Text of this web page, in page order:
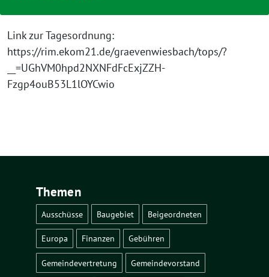
Link zur Tagesordnung:
https://rim.ekom21.de/graevenwiesbach/tops/?
__=UGhVM0hpd2NXNFdFcExjZZH-
Fzgp4ouB53L1lOYCwio
Themen
Ausschüsse Baugebiet Beigeordneten
Europa Finanzen Gebühren
Gemeindevertretung Gemeindevorstand